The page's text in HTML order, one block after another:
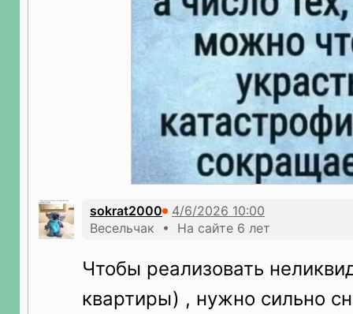
sokrat2000
Весельчак • На сайте 6 лет
Чтобы реализовать
квартиры) , нужно сильно